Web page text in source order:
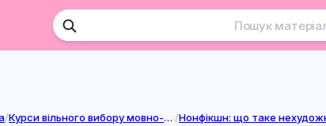
/ Курси вільного вибору мовно-літературної освітньої галузі /